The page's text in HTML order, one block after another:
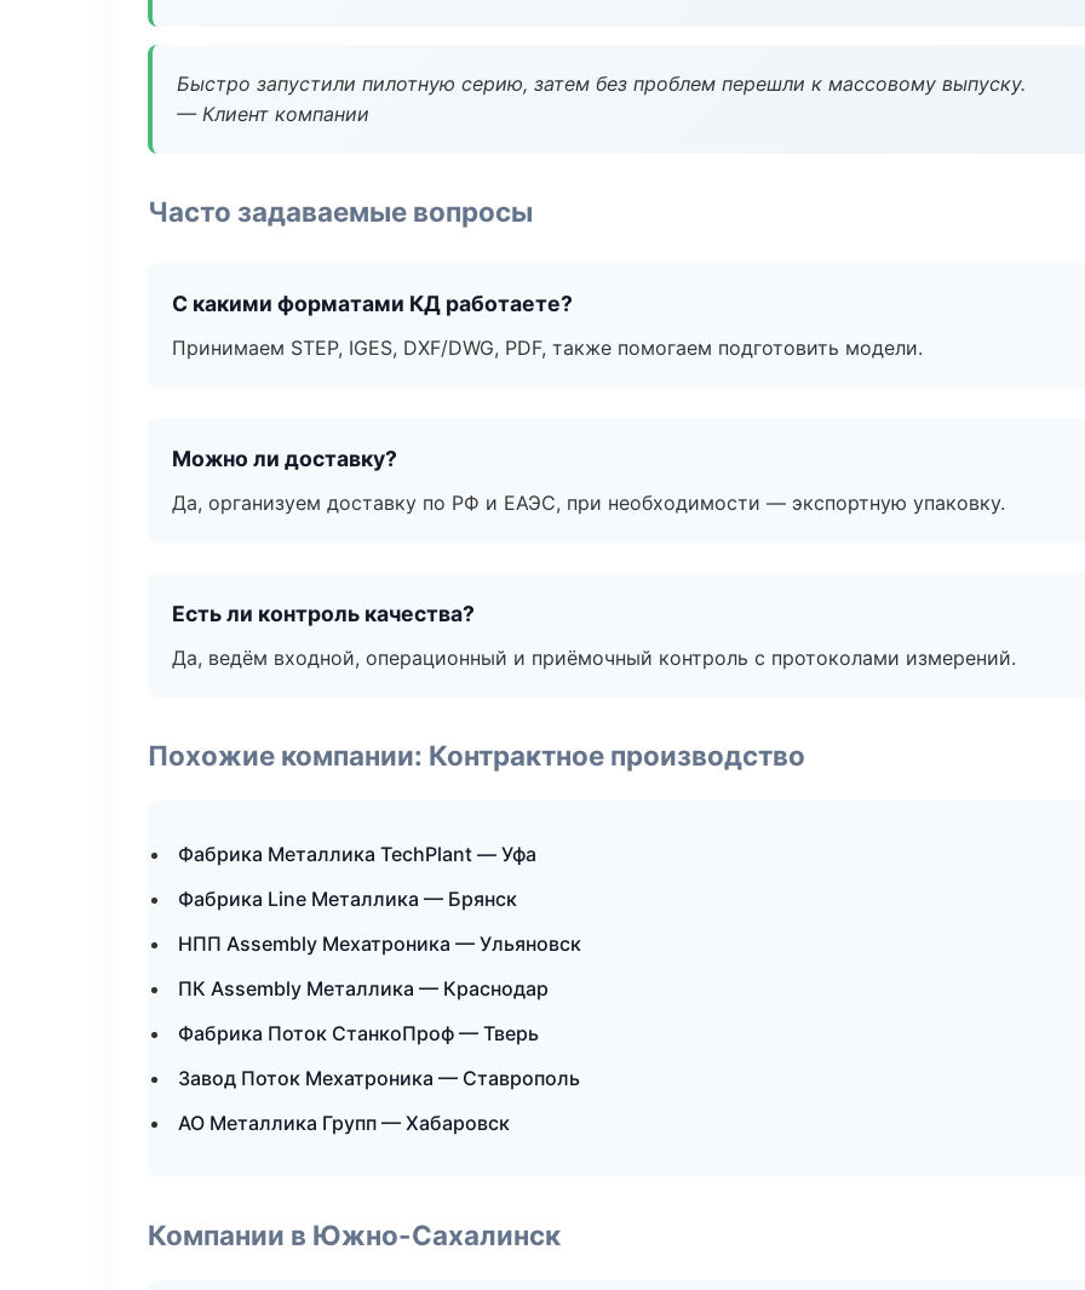
Быстро запустили пилотную серию, затем без проблем перешли к массовому выпуску.
— Клиент компании
Часто задаваемые вопросы
С какими форматами КД работаете?
Принимаем STEP, IGES, DXF/DWG, PDF, также помогаем подготовить модели.
Можно ли доставку?
Да, организуем доставку по РФ и ЕАЭС, при необходимости — экспортную упаковку.
Есть ли контроль качества?
Да, ведём входной, операционный и приёмочный контроль с протоколами измерений.
Похожие компании: Контрактное производство
Фабрика Металлика TechPlant — Уфа
Фабрика Line Металлика — Брянск
НПП Assembly Мехатроника — Ульяновск
ПК Assembly Металлика — Краснодар
Фабрика Поток СтанкоПроф — Тверь
Завод Поток Мехатроника — Ставрополь
АО Металлика Групп — Хабаровск
Компании в Южно-Сахалинск